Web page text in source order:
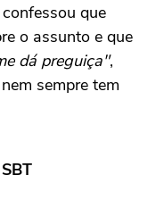
que
o assunto e que
dá preguiça",
sempre tem